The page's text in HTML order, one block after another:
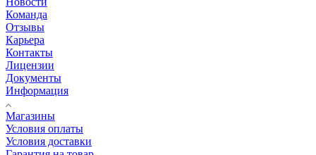
Команда
Отзывы
Карьера
Контакты
Лицензии
Документы
Информация
Магазины
Условия оплаты
Условия доставки